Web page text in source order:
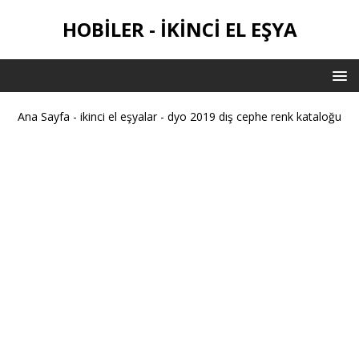
HOBILER - IKINCI EL EŞYA
Ana Sayfa - ikinci el eşyalar- dyo 2019 dış cephe renk kataloğu